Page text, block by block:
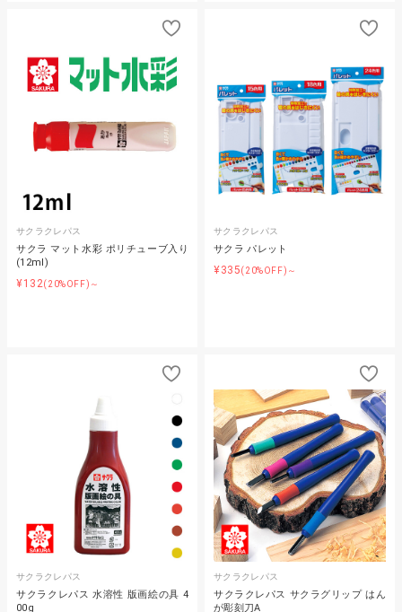
サクラクレパス
サクラ マット水彩 ポリチューブ入り
(12ml)
¥132(20%OFF)～
サクラクレパス
サクラ パレット
¥335(20%OFF)～
サクラクレパス
サクラクレパス 水溶性 版画絵の具 4
00g
サクラクレパス
サクラクレパス サクラグリップ はん
が彫刻刀A